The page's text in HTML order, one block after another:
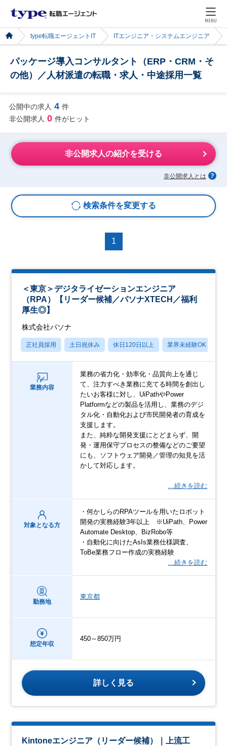
MENU
type転職エージェントIT ITエンジニア・システムエンジニア
パッケージ導入コンサルタント（ERP・CRM・そ
の他）／人材派遣の転職・求人・中途採用一覧
公開中の求人 4 件
非公開求人 0 件がヒット
非公開求人の紹介を受ける
非公開求人とは
検索条件を変更する
1
＜東京＞デジタライゼーションエンジニア
（RPA）【リーダー候補／パソナXTECH／福利
厚生◎】
株式会社パソナ
正社員採用 土日祝休み 休日120日以上 業界未経験OK
業務内容
業務の省力化・効率化・品質向上を通じ
て、注力すべき業務に充てる時間を創出し
たいお客様に対し、UiPathやPower
Platformなどの製品を活用し、業務のデジ
タル化・自動化および市民開発者の育成を
支援します。
また、純粋な開発支援にとどまらず、開
発・運用保守プロセスの整備などのご要望
にも、ソフトウェア開発／管理の知見を活
かして対応します。
…続きを読む
対象となる方
・何かしらのRPAツールを用いたロボット
開発の実務経験3年以上 ※UiPath、Power
Automate Desktop、BizRobo等
・自動化に向けたAsIs業務仕様調査、
ToBe業務フロー作成の実務経験
…続きを読む
勤務地
東京都
想定年収
450～850万円
詳しく見る
Kintoneエンジニア（リーダー候補）｜上流工